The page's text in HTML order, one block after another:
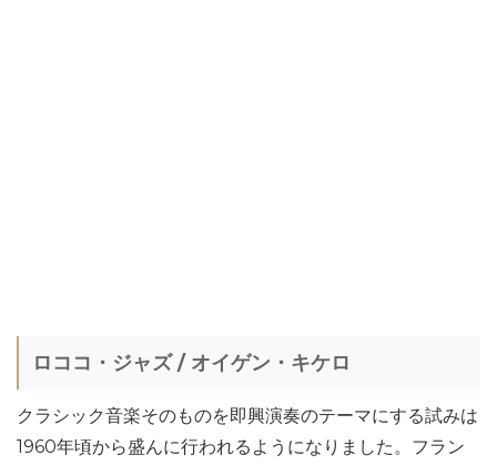
ロココ・ジャズ / オイゲン・キケロ
クラシック音楽そのものを即興演奏のテーマにする試みは
1960年頃から盛んに行われるようになりました。フラン